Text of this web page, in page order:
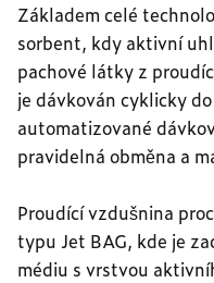
Základem celé
sorbent, kdy aktivní
pachové látky z
je dávkován cyklicky
automatizované
pravidelná obměna a
Proudící vzdušnina
typu Jet BAG, kde je
médiu s vrstvou